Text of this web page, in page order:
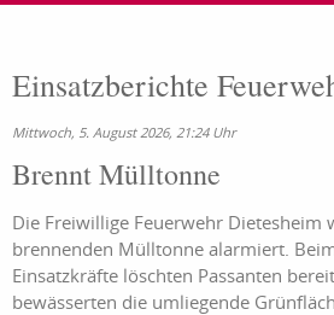
Einsatzberichte
Mittwoch, 5. August 2026, 21:24 Uhr
Brennt Mülltonne
Die Freiwillige Feuerwehr Dietesheim
brennenden Mülltonne alarmiert.
Einsatzkräfte löschten Passanten
bewässerten die umliegende